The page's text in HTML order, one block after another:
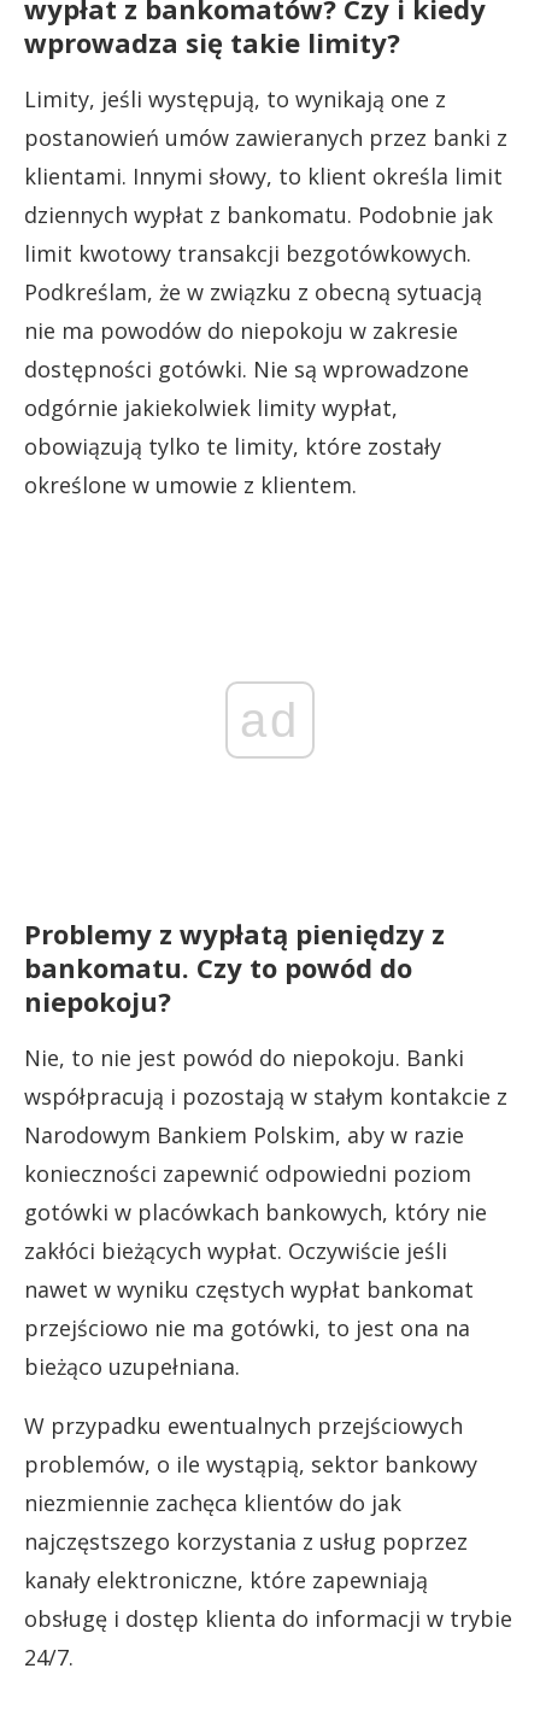
wypłat z bankomatów? Czy i kiedy
wprowadza się takie limity?
Limity, jeśli występują, to wynikają one z
postanowień umów zawieranych przez banki z
klientami. Innymi słowy, to klient określa limit
dziennych wypłat z bankomatu. Podobnie jak
limit kwotowy transakcji bezgotówkowych.
Podkreślam, że w związku z obecną sytuacją
nie ma powodów do niepokoju w zakresie
dostępności gotówki. Nie są wprowadzone
odgórnie jakiekolwiek limity wypłat,
obowiązują tylko te limity, które zostały
określone w umowie z klientem.
ad
Problemy z wypłatą pieniędzy z
bankomatu. Czy to powód do
niepokoju?
Nie, to nie jest powód do niepokoju. Banki
współpracują i pozostają w stałym kontakcie z
Narodowym Bankiem Polskim, aby w razie
konieczności zapewnić odpowiedni poziom
gotówki w placówkach bankowych, który nie
zakłóci bieżących wypłat. Oczywiście jeśli
nawet w wyniku częstych wypłat bankomat
przejściowo nie ma gotówki, to jest ona na
bieżąco uzupełniana.
W przypadku ewentualnych przejściowych
problemów, o ile wystąpią, sektor bankowy
niezmiennie zachęca klientów do jak
najczęstszego korzystania z usług poprzez
kanały elektroniczne, które zapewniają
obsługę i dostęp klienta do informacji w trybie
24/7.